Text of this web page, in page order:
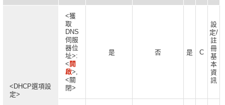
<DHCP選項設
定>
<獲
取
DNS
伺服
器位
址>:
< 開
啟>,
<關
閉>
是 否 是 C
設
定/
註
冊
基
本
資
訊